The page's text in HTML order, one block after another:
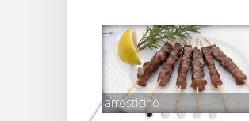
arrosticino